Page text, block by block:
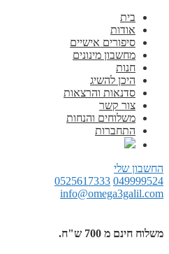
בית
אודות
סיפורים אישיים
מחשבון מינונים
חנות
היכן להשיג
סדנאות והרצאות
צור קשר
משלוחים והנחות
התחברות
החשבון שלי
049999524
0525617333
info@omega3galil.com
משלוח חינם מ 700 ש"ח.